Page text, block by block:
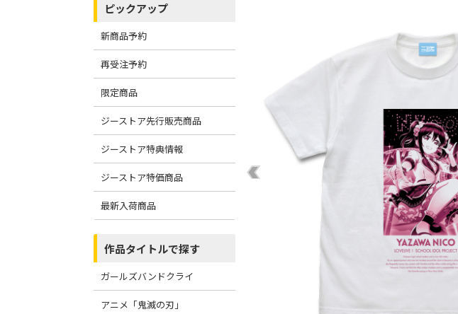
ピックアップ
新商品予約
再受注予約
限定商品
ジーストア先行販売商品
ジーストア特典情報
ジーストア特価商品
最新入荷商品
作品タイトルで探す
ガールズバンドクライ
アニメ「鬼滅の刃」